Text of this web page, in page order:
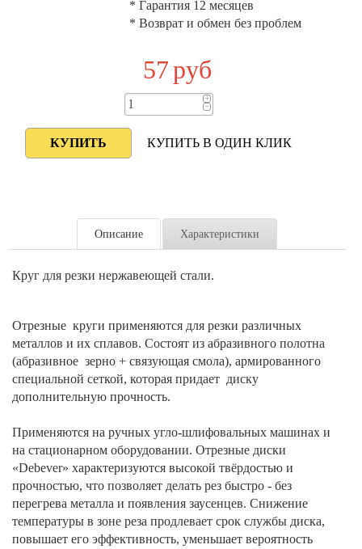
* Гарантия 12 месяцев
* Возврат и обмен без проблем
57руб
+
−
КУПИТЬ В ОДИН КЛИК
Описание Характеристики
Круг для резки нержавеющей стали.
Отрезные круги применяются для резки различных
металлов и их сплавов. Состоят из абразивного полотна
(абразивное зерно + связующая смола), армированного
специальной сеткой, которая придает диску
дополнительную прочность.
Применяются на ручных угло-шлифовальных машинах и
на стационарном оборудовании. Отрезные диски
«Debever» характеризуются высокой твёрдостью и
прочностью, что позволяет делать рез быстро - без
перегрева металла и появления заусенцев. Снижение
температуры в зоне реза продлевает срок службы диска,
повышает его эффективность, уменьшает вероятность